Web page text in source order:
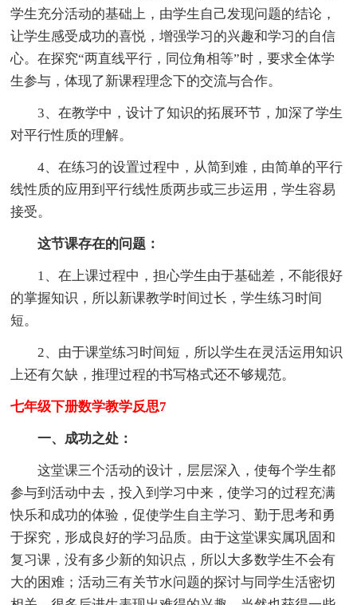
学生充分活动的基础上，由学生自己发现问题的结论，
让学生感受成功的喜悦，增强学习的兴趣和学习的自信
心。在探究“两直线平行，同位角相等”时，要求全体学
生参与，体现了新课程理念下的交流与合作。
3、在教学中，设计了知识的拓展环节，加深了学生
对平行性质的理解。
4、在练习的设置过程中，从简到难，由简单的平行
线性质的应用到平行线性质两步或三步运用，学生容易
接受。
这节课存在的问题：
1、在上课过程中，担心学生由于基础差，不能很好
的掌握知识，所以新课教学时间过长，学生练习时间
短。
2、由于课堂练习时间短，所以学生在灵活运用知识
上还有欠缺，推理过程的书写格式还不够规范。
七年级下册数学教学反思7
一、成功之处：
这堂课三个活动的设计，层层深入，使每个学生都
参与到活动中去，投入到学习中来，使学习的过程充满
快乐和成功的体验，促使学生自主学习、勤于思考和勇
于探究，形成良好的学习品质。由于这堂课实属巩固和
复习课，没有多少新的知识点，所以大多数学生不会有
大的困难；活动三有关节水问题的探讨与同学生活密切